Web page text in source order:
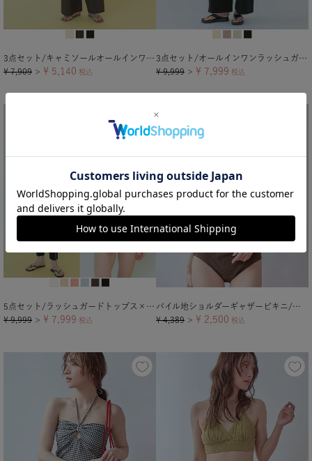
3点セット/キャミソールオールインワン×ビキニ/水着
¥ 7,909 ＞ ¥ 5,140 税込
3点セット/オールインワンラッシュガード×ビキニ/水着
¥ 9,999 ＞ ¥ 7,999 税込
5点セット/ラッシュガードトップス×レギンス付ビキニ/水着
¥ 9,999 ＞ ¥ 7,999 税込
パイル地ショルダーギャザービキニ/水着【メール便可／100】
¥ 4,389 ＞ ¥ 2,500 税込